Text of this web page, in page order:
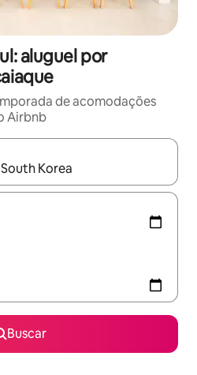
aluguel por
de acomodações
Airbnb
disponíveis, explore-os
Buscar